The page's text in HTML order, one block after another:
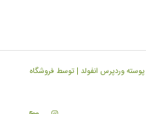
پوسته وردپرس انفولد | توسط فروشگاه